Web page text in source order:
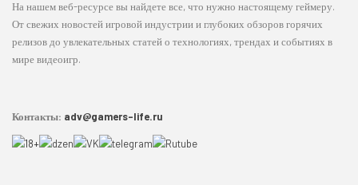
На нашем веб-ресурсе вы найдете все, что нужно настоящему геймеру.
От свежих новостей игровой индустрии и глубоких обзоров горячих
релизов до увлекательных статей о технологиях, трендах и событиях в
мире видеоигр.
Контакты: adv@gamers-life.ru